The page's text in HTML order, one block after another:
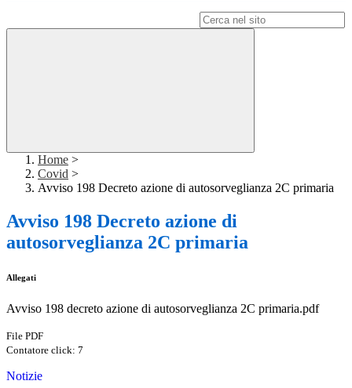
Home >
Covid >
Avviso 198 Decreto azione di autosorveglianza 2C primaria
Avviso 198 Decreto azione di
autosorveglianza 2C primaria
Allegati
Avviso 198 decreto azione di autosorveglianza 2C primaria.pdf
File PDF
Contatore click: 7
Notizie